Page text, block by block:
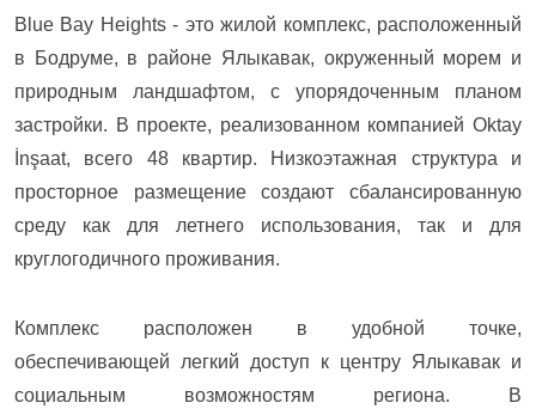
Blue Bay Heights - это жилой комплекс, расположенный
в Бодруме, в районе Ялыкавак, окруженный морем и
природным ландшафтом, с упорядоченным планом
застройки. В проекте, реализованном компанией Oktay
İnşaat, всего 48 квартир. Низкоэтажная структура и
просторное размещение создают сбалансированную
среду как для летнего использования, так и для
круглогодичного проживания.
Комплекс расположен в удобной точке,
обеспечивающей легкий доступ к центру Ялыкавак и
социальным возможностям региона. В